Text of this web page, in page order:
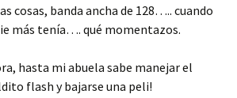
cosas, banda ancha de 128….. cuando
más tenía…. qué momentazos.
hasta mi abuela sabe manejar el
flash y bajarse una peli!